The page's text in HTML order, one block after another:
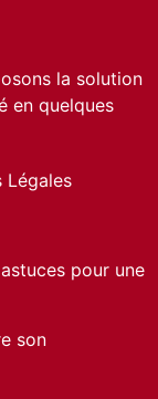
la solution
en quelques
Légales
pour une
son